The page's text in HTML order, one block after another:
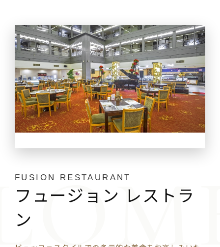
ALISHAN BALLROOM
阿里山宴会ホール
地元布袋産の海の幸、阿⾥⼭の⼭の幸を活かした、
FUSION RESTAURANT
フュージョン レストラ
ン
FUSION RESTAURANT
プリンスハウス・ベー
カーリー